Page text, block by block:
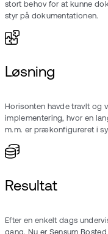
stort behov for at kunne
styr på dokumentationen.
Løsning
Horisonten havde travlt og
implementering, hvor en
m.m. er prækonfigureret i
Resultat
Efter en enkelt dags